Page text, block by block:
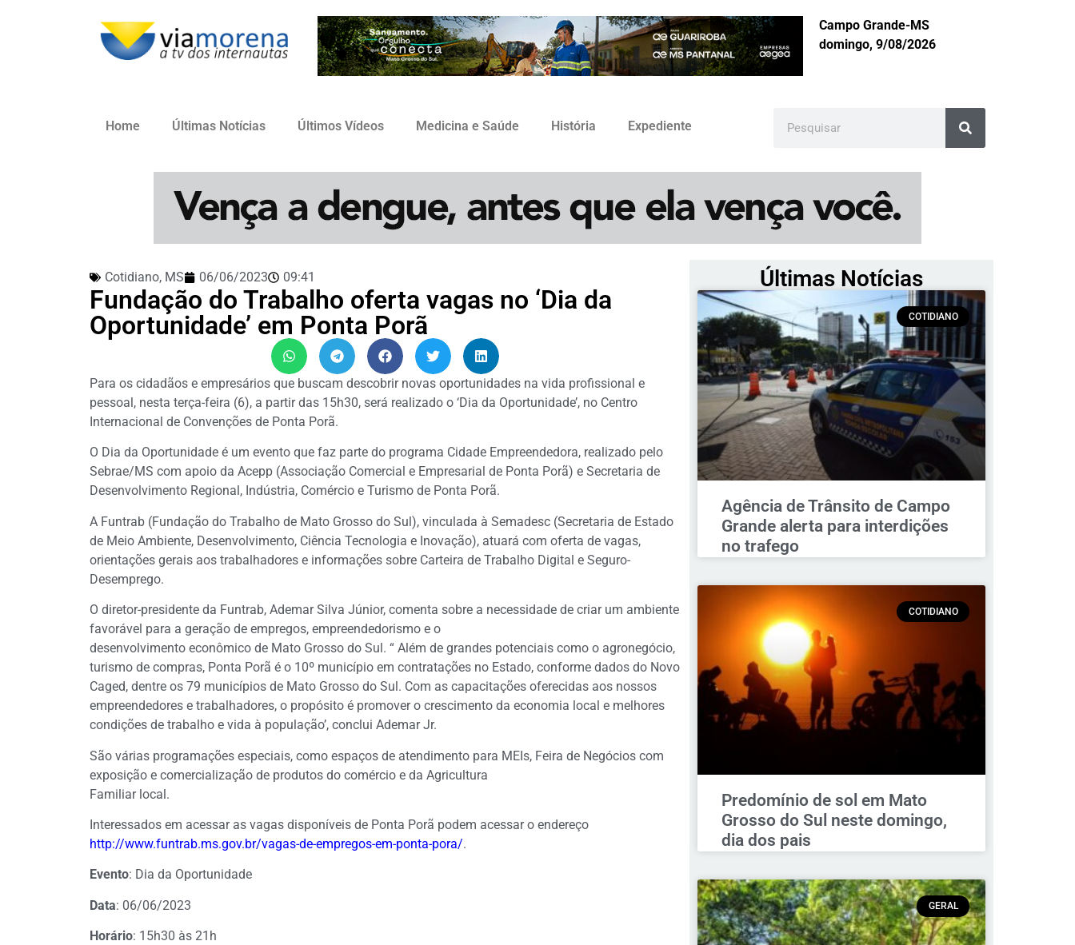
Campo Grande-MS
domingo, 9/08/2026
Home Últimas Notícias Últimos Vídeos Medicina e Saúde História Expediente
Cotidiano, MS 06/06/2023 09:41
Fundação do Trabalho oferta vagas no ‘Dia da
Oportunidade’ em Ponta Porã
Para os cidadãos e empresários que buscam descobrir novas oportunidades na vida profissional e
pessoal, nesta terça-feira (6), a partir das 15h30, será realizado o ‘Dia da Oportunidade’, no Centro
Internacional de Convenções de Ponta Porã.
O Dia da Oportunidade é um evento que faz parte do programa Cidade Empreendedora, realizado pelo
Sebrae/MS com apoio da Acepp (Associação Comercial e Empresarial de Ponta Porã) e Secretaria de
Desenvolvimento Regional, Indústria, Comércio e Turismo de Ponta Porã.
A Funtrab (Fundação do Trabalho de Mato Grosso do Sul), vinculada à Semadesc (Secretaria de Estado
de Meio Ambiente, Desenvolvimento, Ciência Tecnologia e Inovação), atuará com oferta de vagas,
orientações gerais aos trabalhadores e informações sobre Carteira de Trabalho Digital e Seguro-
Desemprego.
O diretor-presidente da Funtrab, Ademar Silva Júnior, comenta sobre a necessidade de criar um ambiente
favorável para a geração de empregos, empreendedorismo e o
desenvolvimento econômico de Mato Grosso do Sul. “ Além de grandes potenciais como o agronegócio,
turismo de compras, Ponta Porã é o 10º município em contratações no Estado, conforme dados do Novo
Caged, dentre os 79 municípios de Mato Grosso do Sul. Com as capacitações oferecidas aos nossos
empreendedores e trabalhadores, o propósito é promover o crescimento da economia local e melhores
condições de trabalho e vida à população’, conclui Ademar Jr.
São várias programações especiais, como espaços de atendimento para MEIs, Feira de Negócios com
exposição e comercialização de produtos do comércio e da Agricultura
Familiar local.
Interessados em acessar as vagas disponíveis de Ponta Porã podem acessar o endereço
http://www.funtrab.ms.gov.br/vagas-de-empregos-em-ponta-pora/.
Evento: Dia da Oportunidade
Data: 06/06/2023
Horário: 15h30 às 21h
Últimas Notícias
COTIDIANO
Agência de Trânsito de Campo
Grande alerta para interdições
no trafego
COTIDIANO
Predomínio de sol em Mato
Grosso do Sul neste domingo,
dia dos pais
GERAL